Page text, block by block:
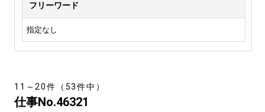
フリーワード
指定なし
11～20件（53件中）
仕事No.46321